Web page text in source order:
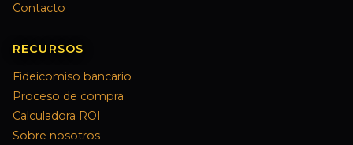
Contacto
RECURSOS
Fideicomiso bancario
Proceso de compra
Calculadora ROI
Sobre nosotros